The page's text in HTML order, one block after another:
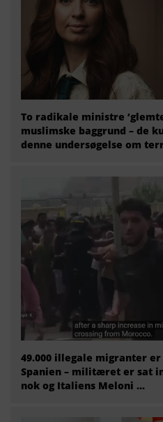
To radikale ministre
muslimske baggrund – de
denne undersøgelse om
49.000 illegale migranter
Spanien – militæret er sat
nok og Italiens Meloni ...